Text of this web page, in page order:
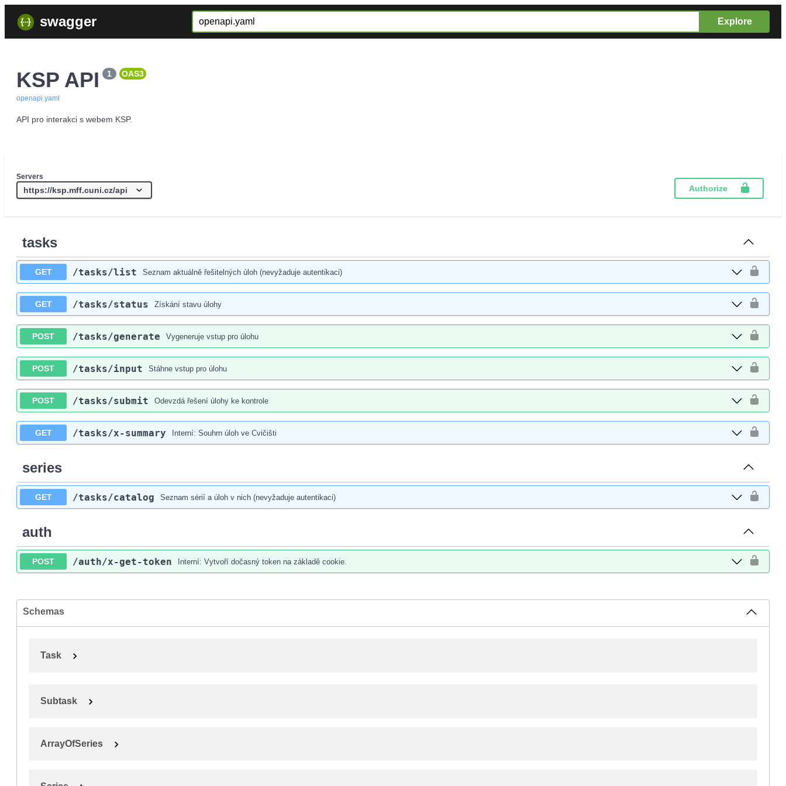
swagger Explore
KSP API 1 OAS3
openapi.yaml
API pro interakci s webem KSP.
Servers
Authorize
tasks
GET /tasks/list Seznam aktuálně řešitelných úloh (nevyžaduje autentikaci)
GET /tasks/status Získání stavu úlohy
POST /tasks/generate Vygeneruje vstup pro úlohu
POST /tasks/input Stáhne vstup pro úlohu
POST /tasks/submit Odevzdá řešení úlohy ke kontrole
GET /tasks/x-summary Interní: Souhrn úloh ve Cvičišti
series
GET /tasks/catalog Seznam sérií a úloh v nich (nevyžaduje autentikaci)
auth
POST /auth/x-get-token Interní: Vytvoří dočasný token na základě cookie.
Schemas
Task
Subtask
ArrayOfSeries